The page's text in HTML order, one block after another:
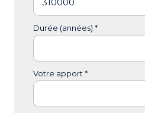
Durée (années) *
Votre apport *